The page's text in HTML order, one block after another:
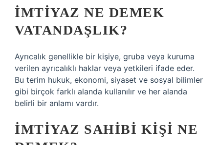
İMTIYAZ NE DEMEK
VATANDAŞLIK?
Ayrıcalık genellikle bir kişiye, gruba veya kuruma
verilen ayrıcalıklı haklar veya yetkileri ifade eder.
Bu terim hukuk, ekonomi, siyaset ve sosyal bilimler
gibi birçok farklı alanda kullanılır ve her alanda
belirli bir anlamı vardır.
İMTIYAZ SAHIBI KIŞI NE